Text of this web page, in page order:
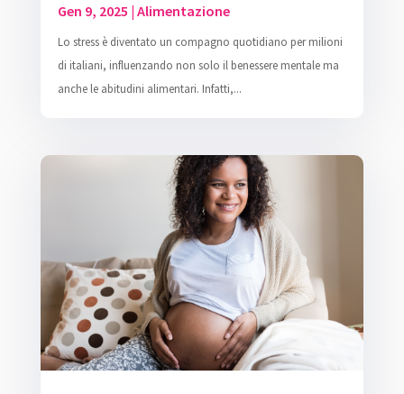
Gen 9, 2025 | Alimentazione
Lo stress è diventato un compagno quotidiano per milioni
di italiani, influenzando non solo il benessere mentale ma
anche le abitudini alimentari. Infatti,...